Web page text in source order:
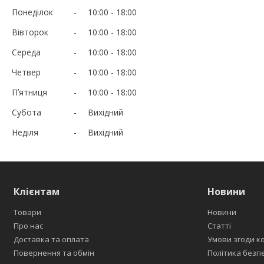
Понеділок 10:00
18:00
Вівторок
10:00
18:00
Середа
10:00
18:00
Четвер
10:00
18:00
Пʼятниця
10:00
18:00
Субота
Вихідний
Неділя
Вихідний
Клієнтам
Товари
Про нас
Доставка та оплата
Повернення та обмін
Новини
Новини
Статті
Умови згоди
Політика